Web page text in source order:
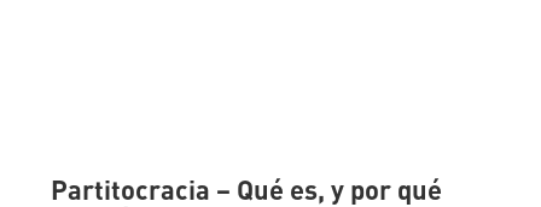
Partitocracia – Qué es, y por qué